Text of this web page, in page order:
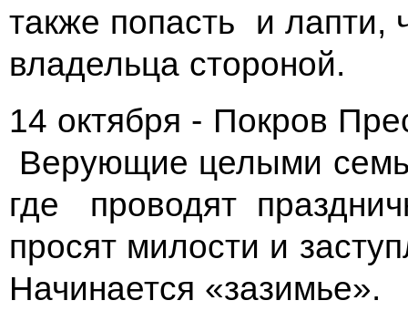
также попасть и лапти,
владельца стороной.
14 октября - Покров
Верующие целыми
где проводят
просят милости и
Начинается «зазимье».